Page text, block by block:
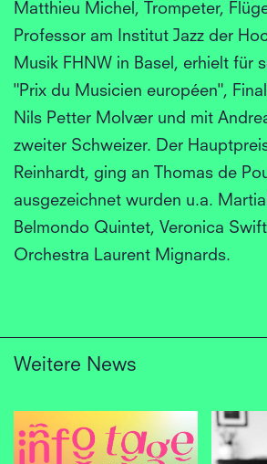
Matthieu Michel, Trompeter,
Professor am Institut Jazz der
Musik FHNW in Basel, erhielt für
"Prix du Musicien européen",
Nils Petter Molvær und mit
zweiter Schweizer. Der
Reinhardt, ging an Thomas de
ausgezeichnet wurden u.a.
Belmondo Quintet, Veronica
Orchestra Laurent Mignards.
Weitere News